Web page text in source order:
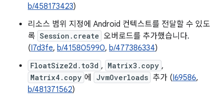
b/458173423)
리소스 범위 지정에 Android 컨텍스트를 전달할 수 있도
록 Session.create 오버로드를 추가했습니다.
(I7d3fe, b/415805990, b/477386334)
FloatSize2d.to3d , Matrix3.copy ,
Matrix4.copy 에 JvmOverloads 추가 (I69586,
b/481371562)